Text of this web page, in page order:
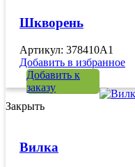
Шкворень
Артикул: 378410A1
Добавить в избранное
Добавить к
заказу
Закрыть
Вилка